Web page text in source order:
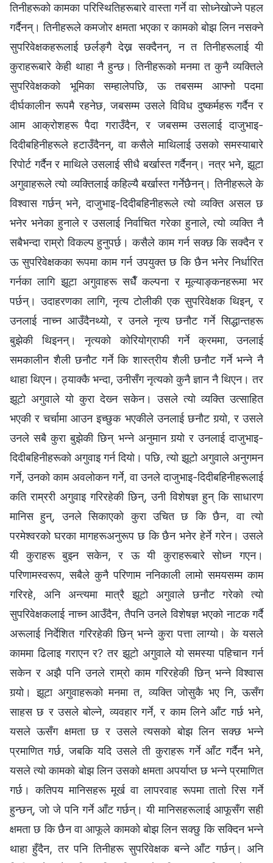
तिनीहरूको कामका परिस्थितिहरूबारे वास्ता गर्ने वा सोध्‍नेखोज्‍ने पहल
गर्दैनन्। तिनीहरूले कमजोर क्षमता भएका र कामको बोझ लिन नसक्‍ने
सुपरिवेक्षकहरूलाई छर्लङ्गै देख्न सक्दैनन्, न त तिनीहरूलाई यी
कुराहरूबारे केही थाहा नै हुन्छ। तिनीहरूको मनमा त कुनै व्यक्तिले
सुपरिवेक्षकको भूमिका सम्हालेपछि, ऊ तबसम्‍म आफ्नो पदमा
दीर्घकालीन रूपमै रहनेछ, जबसम्‍म उसले विविध दुष्कर्महरू गर्दैन र
आम आक्रोशहरू पैदा गराउँदैन, र जबसम्‍म उसलाई दाजुभाइ-
दिदीबहिनीहरूले हटाउँदैनन्, वा कसैले माथिलाई उसको समस्याबारे
रिपोर्ट गर्दैन र माथिले उसलाई सीधै बर्खास्त गर्दैनन्। नत्र भने, झूटा
अगुवाहरूले त्यो व्यक्तिलाई कहिल्यै बर्खास्त गर्नेछैनन्। तिनीहरूले के
विश्‍वास गर्छन् भने, दाजुभाइ-दिदीबहिनीहरूले त्यो व्यक्ति असल छ
भनेर भनेका हुनाले र उसलाई निर्वाचित गरेका हुनाले, त्यो व्यक्ति नै
सबैभन्दा राम्रो विकल्प हुनुपर्छ। कसैले काम गर्न सक्छ कि सक्दैन र
ऊ सुपरिवेक्षकका रूपमा काम गर्न उपयुक्त छ कि छैन भनेर निर्धारित
गर्नका लागि झूटा अगुवाहरू सधैँ कल्पना र मूल्याङ्कनहरूमा भर
पर्छन्। उदाहरणका लागि, नृत्य टोलीकी एक सुपरिवेक्षक थिइन्, र
उनलाई नाच्‍न आउँदैनथ्यो, र उनले नृत्य छनौट गर्ने सिद्धान्तहरू
बुझेकी थिइनन्। नृत्यको कोरियोग्राफी गर्ने क्रममा, उनलाई
समकालीन शैली छनौट गर्ने कि शास्‍त्रीय शैली छनौट गर्ने भन्‍ने नै
थाहा थिएन। ठ्याक्कै भन्दा, उनीसँग नृत्यको कुनै ज्ञान नै थिएन। तर
झूटो अगुवाले यो कुरा देख्‍न सकेन। उसले त्यो व्यक्ति उत्साहित
भएकी र चर्चामा आउन इच्छुक भएकीले उनलाई छनौट गर्‍यो, र उसले
उनले सबै कुरा बुझेकी छिन् भन्‍ने अनुमान गर्‍यो र उनलाई दाजुभाइ-
दिदीबहिनीहरूको अगुवाइ गर्न दियो। पछि, त्यो झूटो अगुवाले अनुगमन
गर्ने, उनको काम अवलोकन गर्ने, वा उनले दाजुभाइ-दिदीबहिनीहरूलाई
कति राम्ररी अगुवाइ गरिरहेकी छिन्, उनी विशेषज्ञ हुन् कि साधारण
मानिस हुन्, उनले सिकाएको कुरा उचित छ कि छैन, वा त्यो
परमेश्‍वरको घरका मागहरूअनुरूप छ कि छैन भनेर हेर्ने गरेन। उसले
यी कुराहरू बुझ्न सकेन, र ऊ यी कुराहरूबारे सोध्न गएन।
परिणामस्वरूप, सबैले कुनै परिणाम ननिकाली लामो समयसम्म काम
गरिरहे, अनि अन्त्यमा मात्रै झूटो अगुवाले छनौट गरेको त्यो
सुपरिवेक्षकलाई नाच्‍न आउँदैन, तैपनि उनले विशेषज्ञ भएको नाटक गर्दै
अरूलाई निर्देशित गरिरहेकी छिन् भन्‍ने कुरा पत्ता लाग्यो। के यसले
काममा ढिलाइ गराएन र? तर झूटो अगुवाले यो समस्या पहिचान गर्न
सकेन र अझै पनि उनले राम्रो काम गरिरहेकी छिन् भन्‍ने विश्‍वास
गर्‍यो। झूटा अगुवाहरूको मनमा त, व्यक्ति जोसुकै भए नि, ऊसँग
साहस छ र उसले बोल्ने, व्यवहार गर्ने, र काम लिने आँट गर्छ भने,
यसले ऊसँग क्षमता छ र उसले त्यसको बोझ लिन सक्छ भन्‍ने
प्रमाणित गर्छ, जबकि यदि उसले ती कुराहरू गर्ने आँट गर्दैन भने,
यसले त्यो कामको बोझ लिन उसको क्षमता अपर्याप्त छ भन्‍ने प्रमाणित
गर्छ। कतिपय मानिसहरू मूर्ख वा लापरवाह रूपमा तातो रिस गर्ने
हुन्छन्, जो जे पनि गर्ने आँट गर्छन्। यी मानिसहरूलाई आफूसँग सही
क्षमता छ कि छैन वा आफूले कामको बोझ लिन सक्छु कि सक्दिन भन्‍ने
थाहा हुँदैन, तर पनि तिनीहरू सुपरिवेक्षक बन्‍ने आँट गर्छन्। अनि